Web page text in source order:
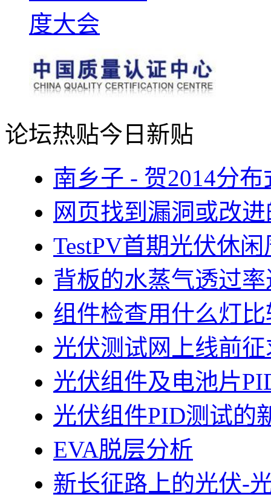
论坛热贴今日新贴
南乡子 - 贺2014分
网页找到漏洞或改
TestPV首期光伏休
背板的水蒸气透过
组件检查用什么灯
光伏测试网上线前
光伏组件及电池片
光伏组件PID测试的
EVA脱层分析
新长征路上的光伏-